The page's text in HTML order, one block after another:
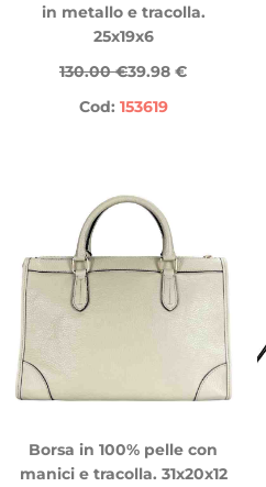
in metallo e tracolla.
25x19x6
130.00 €39.98 €
Cod: 153619
Borsa in 100% pelle con
manici e tracolla. 31x20x12